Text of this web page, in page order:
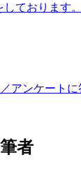
ております。
アンケートに
者